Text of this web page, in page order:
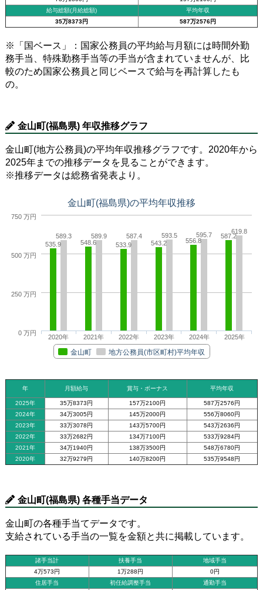
給与総額(月給総額)
平均年収
35万8373円
587万2576円
※「国ベース」：国家公務員の平均給与月額には時間外勤
務手当、特殊勤務手当等の手当が含まれていませんが、比
較のため国家公務員と同じベースで給与を再計算したも
の。
金山町(福島県) 年収推移グラフ
金山町(地方公務員)の平均年収推移グラフです。2020年から
2025年までの推移データを見ることができます。
※推移データは総務省発表より。
金山町(福島県)の平均年収推移
535.9 548.6 533.9 543.2 556.8
587.2
589.3 589.9 587.4 593.5 595.7 619.8
金山町 地方公務員(市区町村)平均年収
2020年 2021年 2022年 2023年 2024年 2025年
0 万円
250 万円
500 万円
750 万円
年 月額給与 賞与・ボーナス 平均年収
2025年 35万8373円 157万2100円
587万2576円
2024年
34万3005円 145万2000円
556万8060円
2023年
33万3078円 143万5700円
543万2636円
2022年
33万2682円 134万7100円
533万9284円
2021年
34万1940円 138万3500円
548万6780円
2020年
32万9279円 140万8200円 535万9548円
金山町(福島県) 各種手当データ
金山町の各種手当てデータです。
支給されている手当の一覧を金額と共に掲載しています。
諸手当計 扶養手当
地域手当
4万573円
1万288円
0円
住居手当
初任給調整手当
通勤手当